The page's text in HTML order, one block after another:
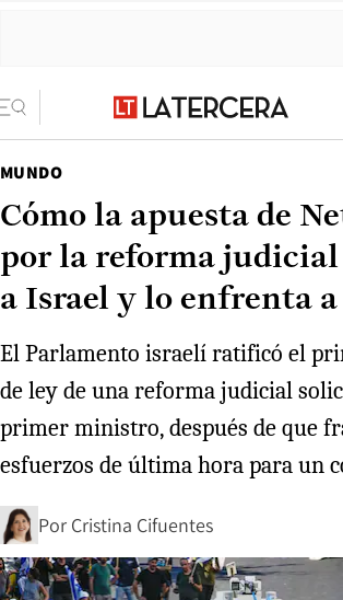
MUNDO
Cómo la apuesta de
por la reforma
a Israel y lo enfrenta a
El Parlamento israelí ratificó el
de ley de una reforma judicial
primer ministro, después de que
esfuerzos de última hora para un
Por Cristina Cifuentes